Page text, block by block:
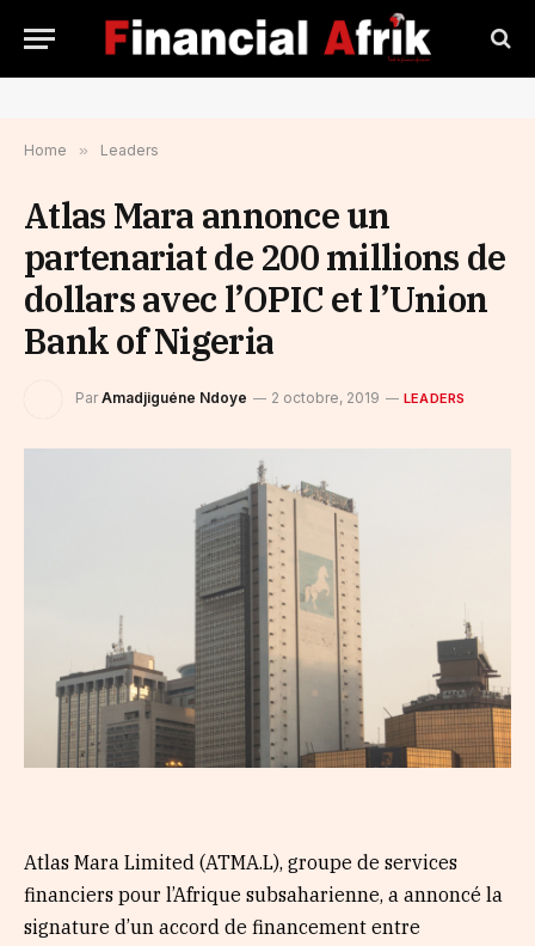
Home » Leaders
Atlas Mara annonce un
partenariat de 200 millions de
dollars avec l’OPIC et l’Union
Bank of Nigeria
Par Amadjiguéne Ndoye 2 octobre, 2019 LEADERS
Atlas Mara Limited (ATMA.L), groupe de services
financiers pour l’Afrique subsaharienne, a annoncé la
signature d’un accord de financement entre